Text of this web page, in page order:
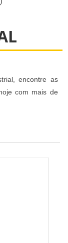
encontre as
com mais de